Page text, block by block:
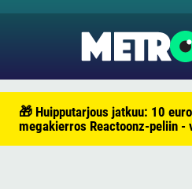
🎁 Huipputarjous jatkuu: 10
megakierros Reactoonz-peliin -